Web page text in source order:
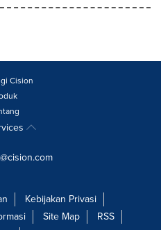
Cision
Kebijakan Privasi
Site Map
RSS